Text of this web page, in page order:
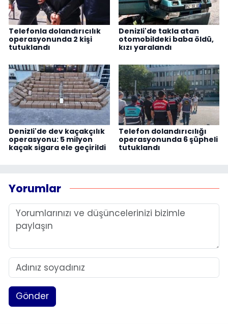
Telefonla dolandırıcılık
operasyonunda 2 kişi
tutuklandı
Denizli'de takla atan
otomobildeki baba öldü,
kızı yaralandı
Denizli'de dev kaçakçılık
operasyonu: 5 milyon
kaçak sigara ele geçirildi
Telefon dolandırıcılığı
operasyonunda 6 şüpheli
tutuklandı
Yorumlar
Gönder